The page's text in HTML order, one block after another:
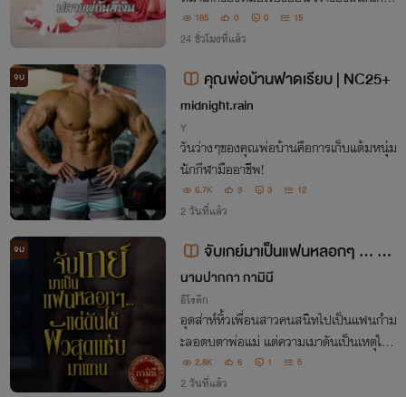
"พี่เวย์ไม่อ้อน เท็นอ้อนเอง" บางวันงอแง บ
างวันอ้อนเก่ง บางวันดื้อจนคุณหมอร้อง...ค
185 0 0 15
24 ชั่วโมงที่แล้ว
จบ คุณพ่อบ้านฟาดเรียบ | NC25+
midnight.rain
Y
วันว่างๆของคุณพ่อบ้านคือการเก็บแต้มหนุ่ม
นักกีฬามืออาชีพ!
6.7K 3 3 12
2 วันที่แล้ว
จบ
จับเกย์มาเป็นแฟนหลอกๆ ... แต่
ดันได้แซ่บที่เกินจริง
นามปากกา กามินี
อีโรติก
อุตส่าห์หิ้วเพื่อนสาวคนสนิทไปเป็นแฟนกำม
ะลอตบตาพ่อแม่ แต่ความเมาดันเป็นเหตุให้
มือบอนไปคว้า กระบอกไฟฉายของเพื่อนรักเ
ข้าเต็มเปา ความลับสองปีเลยแตก เพื่อนสา
2.8K 6 1 5
2 วันที่แล้ว